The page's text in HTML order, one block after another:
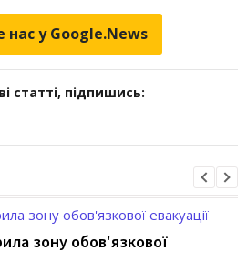
нас у Google.News
статті, підпишись:
зону обов'язкової